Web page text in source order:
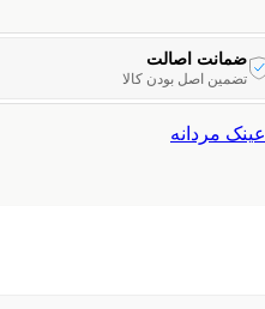
ضمانت اصالت
تضمین اصل بودن کالا
عینک مردانه